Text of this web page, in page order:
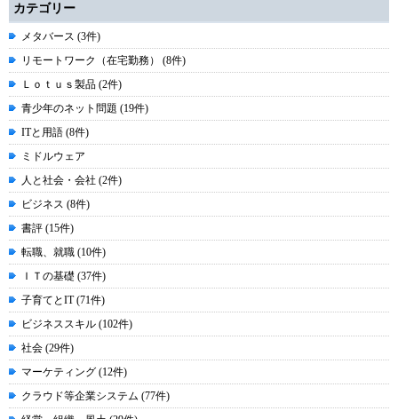
カテゴリー
メタバース (3件)
リモートワーク（在宅勤務） (8件)
Ｌｏｔｕｓ製品 (2件)
青少年のネット問題 (19件)
ITと用語 (8件)
ミドルウェア
人と社会・会社 (2件)
ビジネス (8件)
書評 (15件)
転職、就職 (10件)
ＩＴの基礎 (37件)
子育てとIT (71件)
ビジネススキル (102件)
社会 (29件)
マーケティング (12件)
クラウド等企業システム (77件)